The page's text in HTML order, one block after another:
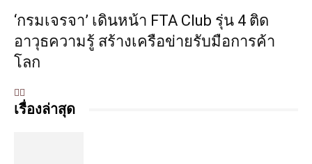
‘กรมเจรจา’ เดินหน้า FTA Club รุ่น 4 ติด
อาวุธความรู้ สร้างเครือข่ายรับมือการค้า
โลก
เรื่องล่าสุด